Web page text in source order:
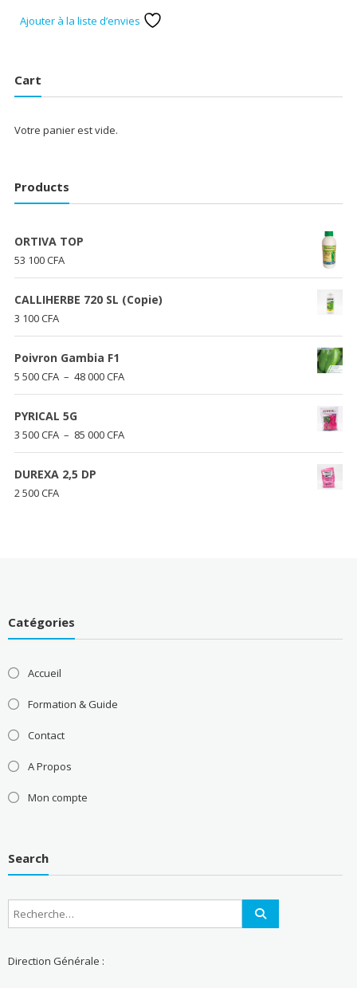
000 CFA
Ajouter à la liste d’envies
Cart
Votre panier est vide.
Products
ORTIVA TOP
53 100CFA
CALLIHERBE 720 SL (Copie)
3 100CFA
Poivron Gambia F1
5 500CFA – 48 000CFAPlage
de
500 CFA
PYRICAL 5G
3 500CFA – 85 000CFAPlage
de
DUREXA 2,5 DP
2 500CFA
Catégories
Accueil
Formation & Guide
Contact
A Propos
Mon compte
Search
Direction Générale :